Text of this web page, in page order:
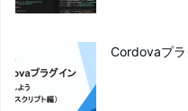
Cordovaプ